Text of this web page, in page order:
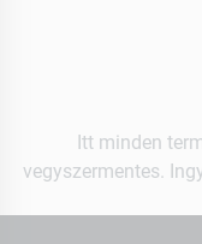
Itt minden
vegyszermentes.